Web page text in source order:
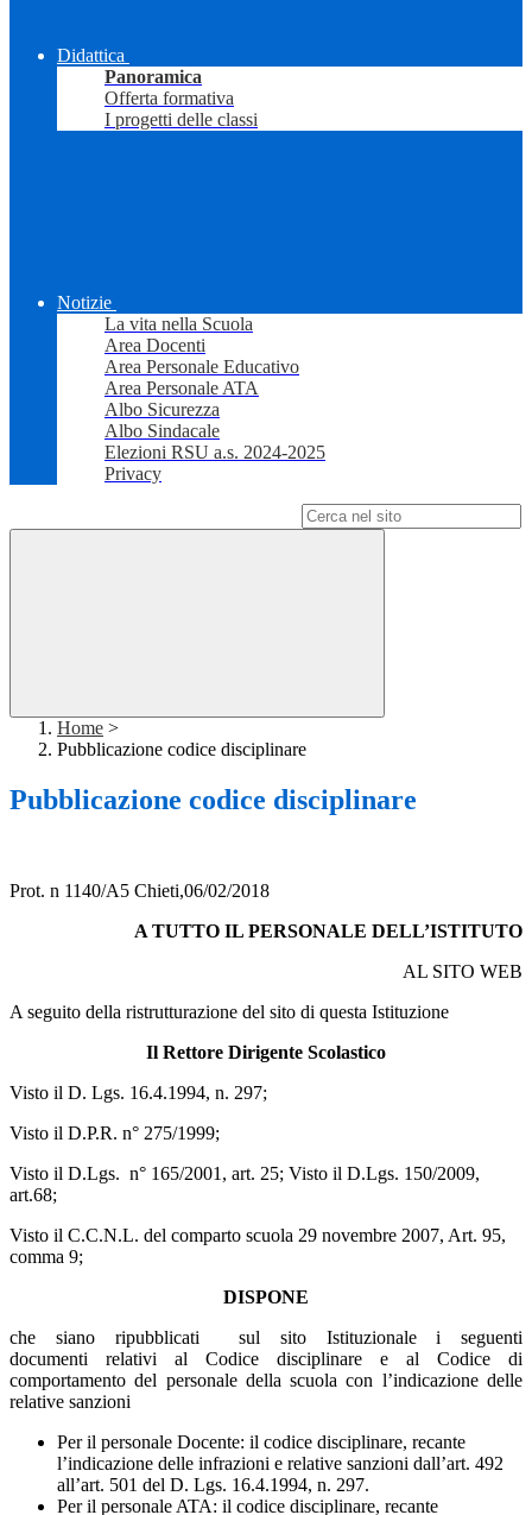
Didattica
Panoramica
Offerta formativa
I progetti delle classi
Notizie
La vita nella Scuola
Area Docenti
Area Personale Educativo
Area Personale ATA
Albo Sicurezza
Albo Sindacale
Elezioni RSU a.s. 2024-2025
Privacy
Home >
Pubblicazione codice disciplinare
Pubblicazione codice disciplinare
Prot. n 1140/A5 Chieti,06/02/2018
A TUTTO IL PERSONALE DELL’ISTITUTO
AL SITO WEB
A seguito della ristrutturazione del sito di questa Istituzione
Il Rettore Dirigente Scolastico
Visto il D. Lgs. 16.4.1994, n. 297;
Visto il D.P.R. n° 275/1999;
Visto il D.Lgs. n° 165/2001, art. 25; Visto il D.Lgs. 150/2009,
art.68;
Visto il C.C.N.L. del comparto scuola 29 novembre 2007, Art. 95,
comma 9;
DISPONE
che siano ripubblicati sul sito Istituzionale i seguenti
documenti relativi al Codice disciplinare e al Codice di
comportamento del personale della scuola con l’indicazione delle
relative sanzioni
Per il personale Docente: il codice disciplinare, recante
l’indicazione delle infrazioni e relative sanzioni dall’art. 492
all’art. 501 del D. Lgs. 16.4.1994, n. 297.
Per il personale ATA: il codice disciplinare, recante